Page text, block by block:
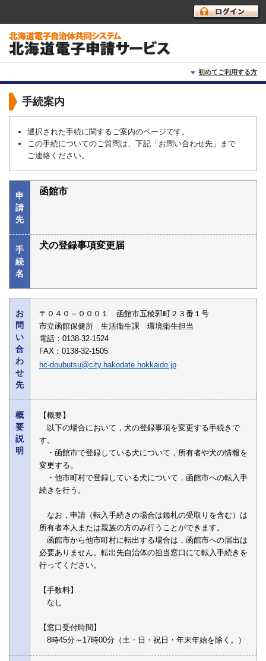
初めてご利用する方
初めて利用する方へ
利用上の注意
よくあるご質問
手続案内
選択された手続に関するご案内のページです。
この手続についてのご質問は、下記「お問い合わせ先」まで
ご連絡ください。
申
請
先
函館市
手
続
名
犬の登録事項変更届
お
問
い
合
わ
せ
先
〒０４０－０００１ 函館市五稜郭町２３番１号
市立函館保健所 生活衛生課 環境衛生担当
電話：0138-32-1524
FAX：0138-32-1505
hc-doubutsu@city.hakodate.hokkaido.jp
概
要
説
明
【概要】
以下の場合において，犬の登録事項を変更する手続きで
す。
・函館市で登録している犬について，所有者や犬の情報を
変更する。
・他市町村で登録している犬について，函館市への転入手
続きを行う。
なお，申請（転入手続きの場合は鑑札の受取りを含む）は
所有者本人または親族の方のみ行うことができます。
函館市から他市町村に転出する場合は，函館市への届出は
必要ありません。転出先自治体の担当窓口にて転入手続きを
行ってください。
【手数料】
なし
【窓口受付時間】
8時45分～17時00分（土・日・祝日・年末年始を除く。）